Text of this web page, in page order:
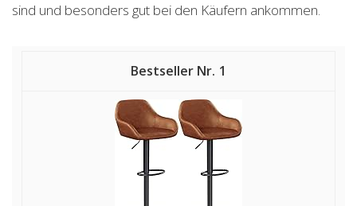
sind und besonders gut bei den Käufern ankommen.
1